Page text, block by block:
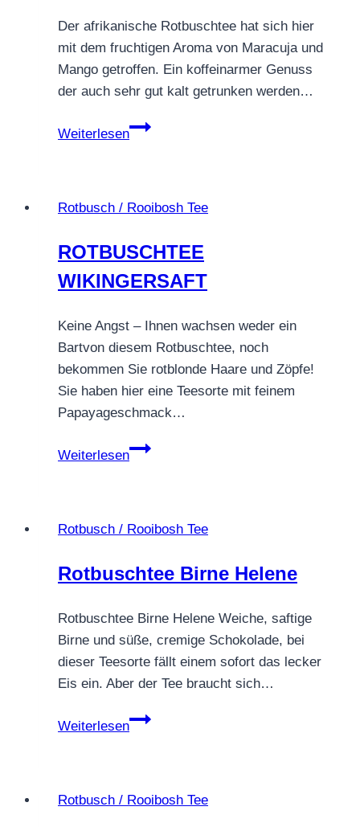
Der afrikanische Rotbuschtee hat sich hier
mit dem fruchtigen Aroma von Maracuja und
Mango getroffen. Ein koffeinarmer Genuss
der auch sehr gut kalt getrunken werden…
Weiterlesen
ROTBUSCHTEE
Rotbusch / Rooibosh Tee
ROTBUSCHTEE
WIKINGERSAFT
Keine Angst – Ihnen wachsen weder ein
Bartvon diesem Rotbuschtee, noch
bekommen Sie rotblonde Haare und Zöpfe!
Sie haben hier eine Teesorte mit feinem
Papayageschmack…
Weiterlesen
ROTBUSCHTEE
Rotbusch / Rooibosh Tee
Rotbuschtee Birne Helene
Rotbuschtee Birne Helene Weiche, saftige
Birne und süße, cremige Schokolade, bei
dieser Teesorte fällt einem sofort das lecker
Eis ein. Aber der Tee braucht sich…
Weiterlesen
Rotbuschtee
Rotbusch / Rooibosh Tee